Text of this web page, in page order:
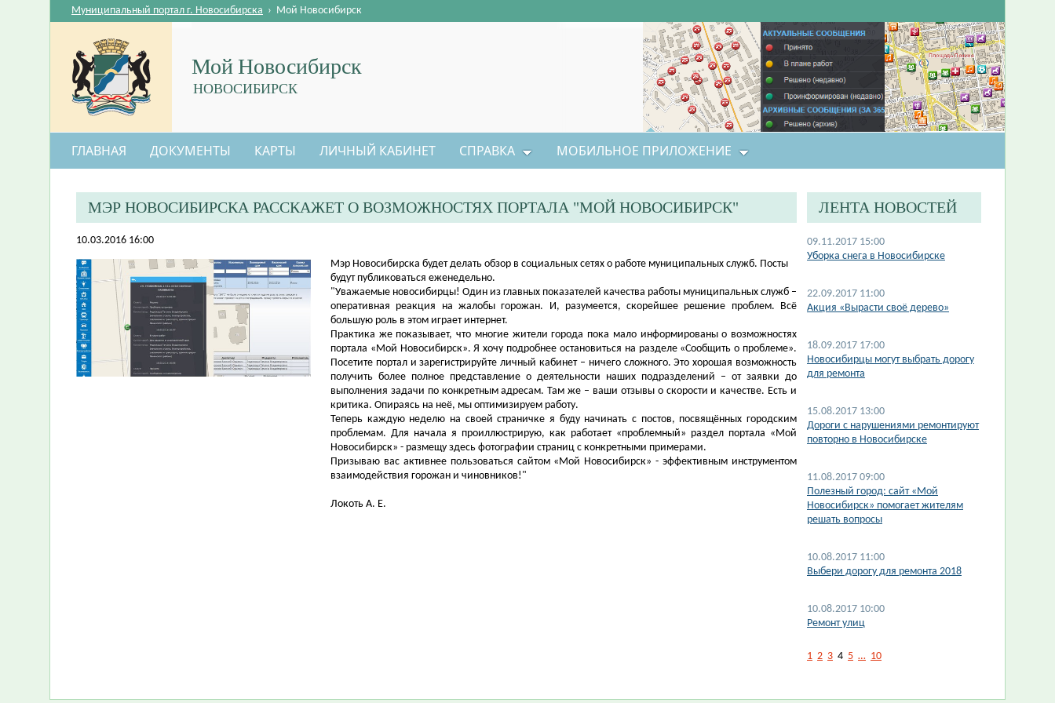
Мой Новосибирск
НОВОСИБИРСК
Муниципальный портал г. Новосибирска › Мой Новосибирск
ГЛАВНАЯ ДОКУМЕНТЫ КАРТЫ ЛИЧНЫЙ КАБИНЕТ СПРАВКА МОБИЛЬНОЕ ПРИЛОЖЕНИЕ
МЭР НОВОСИБИРСКА РАССКАЖЕТ О ВОЗМОЖНОСТЯХ ПОРТАЛА "МОЙ НОВОСИБИРСК"
10.03.2016 16:00
​Мэр Новосибирска будет делать обзор в социальных сетях о работе муниципальных служб. ​​Посты
будут публиковаться ​еженедельно.
"Уважаемые новосибирцы! Один из главных показателей качества работы муниципальных служб –
оперативная реакция на жалобы горожан. И, разумеется, скорейшее решение проблем. Всё
большую роль в этом играет интернет.
Практика же показывает, что многие жители города пока мало информированы о возможностях
портала «Мой Новосибирск». Я хочу подробнее остановиться на разделе «Сообщить о проблеме».
Посетите портал и зарегистрируйте личный кабинет – ничего сложного. Это хорошая возможность
получить более полное представление о деятельности наших подразделений – от заявки до
выполнения задачи по конкретным адресам. Там же – ваши отзывы о скорости и качестве. Есть и
критика. Опираясь на неё, мы оптимизируем работу.
Теперь каждую неделю на своей страничке я буду начинать с постов, посвящённых городским
проблемам. Для начала я проиллюстрирую, как работает «проблемный» раздел портала «Мой
Новосибирск» - размещу здесь фотографии страниц с конкретными примерами.
Призываю вас активнее пользоваться сайтом «Мой Новосибирск» - эффективным инструментом
взаимодействия горожан и чиновников!"
Локоть А. Е.
ЛЕНТА НОВОСТЕЙ
09.11.2017 15:00
Уборка снега в Новосибирске
22.09.2017 11:00
Акция «Вырасти своё дерево»
18.09.2017 17:00
Новосибирцы могут выбрать дорогу
для ремонта
15.08.2017 13:00
Дороги с нарушениями ремонтируют
повторно в Новосибирске
11.08.2017 09:00
Полезный город: сайт «Мой
Новосибирск» помогает жителям
решать вопросы
10.08.2017 11:00
Выбери дорогу для ремонта 2018
10.08.2017 10:00
Ремонт улиц
1 2 3 4 5 … 10